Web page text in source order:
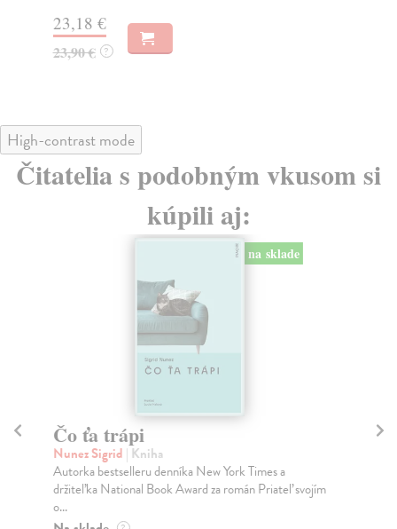
23,18 €
23,90 € ?
High-contrast mode
Čitatelia s podobným vkusom si
kúpili aj:
na sklade
Čo ťa trápi
Nunez Sigrid | Kniha
Autorka bestselleru denníka New York Times a
držiteľka National Book Award za román Priateľ svojím
o...